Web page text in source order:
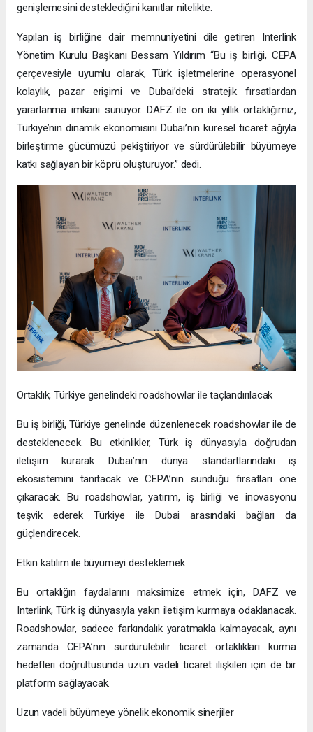
genişlemesini desteklediğini kanıtlar nitelikte.
Yapılan iş birliğine dair memnuniyetini dile getiren Interlink
Yönetim Kurulu Başkanı Bessam Yıldırım “Bu iş birliği, CEPA
çerçevesiyle uyumlu olarak, Türk işletmelerine operasyonel
kolaylık, pazar erişimi ve Dubai’deki stratejik fırsatlardan
yararlanma imkanı sunuyor. DAFZ ile on iki yıllık ortaklığımız,
Türkiye’nin dinamik ekonomisini Dubai’nin küresel ticaret ağıyla
birleştirme gücümüzü pekiştiriyor ve sürdürülebilir büyümeye
katkı sağlayan bir köprü oluşturuyor.” dedi.
Ortaklık, Türkiye genelindeki roadshowlar ile taçlandırılacak
Bu iş birliği, Türkiye genelinde düzenlenecek roadshowlar ile de
desteklenecek. Bu etkinlikler, Türk iş dünyasıyla doğrudan
iletişim kurarak Dubai’nin dünya standartlarındaki iş
ekosistemini tanıtacak ve CEPA’nın sunduğu fırsatları öne
çıkaracak. Bu roadshowlar, yatırım, iş birliği ve inovasyonu
teşvik ederek Türkiye ile Dubai arasındaki bağları da
güçlendirecek.
Etkin katılım ile büyümeyi desteklemek
Bu ortaklığın faydalarını maksimize etmek için, DAFZ ve
Interlink, Türk iş dünyasıyla yakın iletişim kurmaya odaklanacak.
Roadshowlar, sadece farkındalık yaratmakla kalmayacak, aynı
zamanda CEPA’nın sürdürülebilir ticaret ortaklıkları kurma
hedefleri doğrultusunda uzun vadeli ticaret ilişkileri için de bir
platform sağlayacak.
Uzun vadeli büyümeye yönelik ekonomik sinerjiler